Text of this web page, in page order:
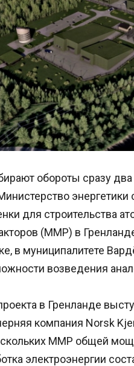
обороты сразу
для строительства
(ММР) в
в муниципалитете
возведения
в Гренланде
компания Norsk
ММР общей
электроэнергии